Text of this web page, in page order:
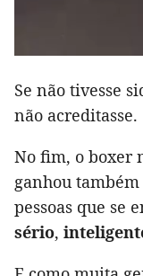
Se não tivesse
não acreditasse.
No fim, o boxer
ganhou
pessoas que se
sério,